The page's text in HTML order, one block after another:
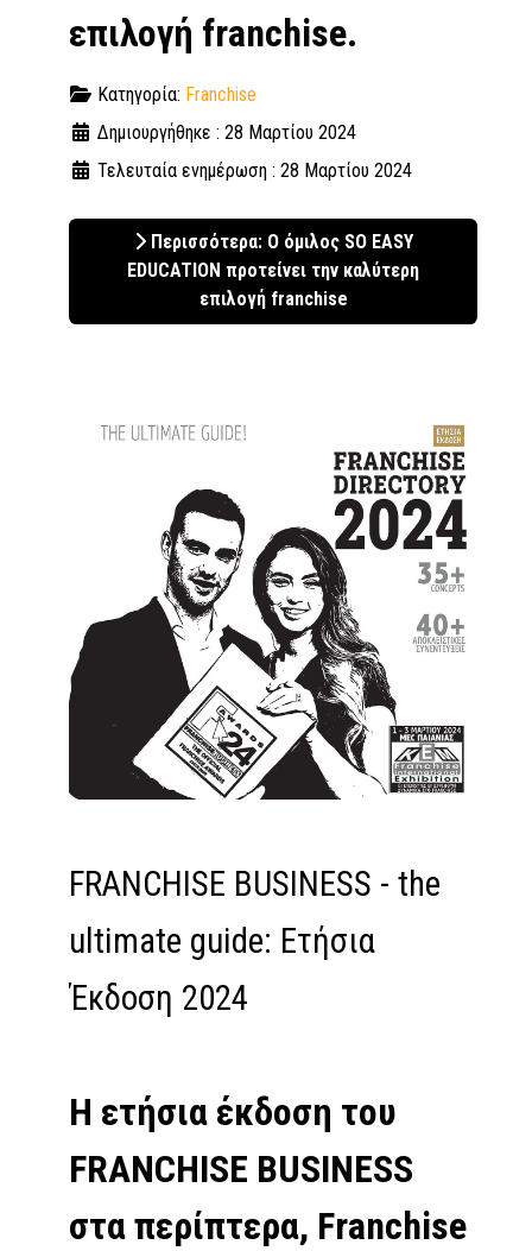
επιλογή franchise.
Κατηγορία: Franchise
Δημιουργήθηκε : 28 Μαρτίου 2024
Τελευταία ενημέρωση : 28 Μαρτίου 2024
Περισσότερα: Ο όμιλος SO EASY
EDUCATION προτείνει την καλύτερη
επιλογή franchise
FRANCHISE BUSINESS - the
ultimate guide: Ετήσια
Έκδοση 2024
Η ετήσια έκδοση του
FRANCHISE BUSINESS
στα περίπτερα, Franchise